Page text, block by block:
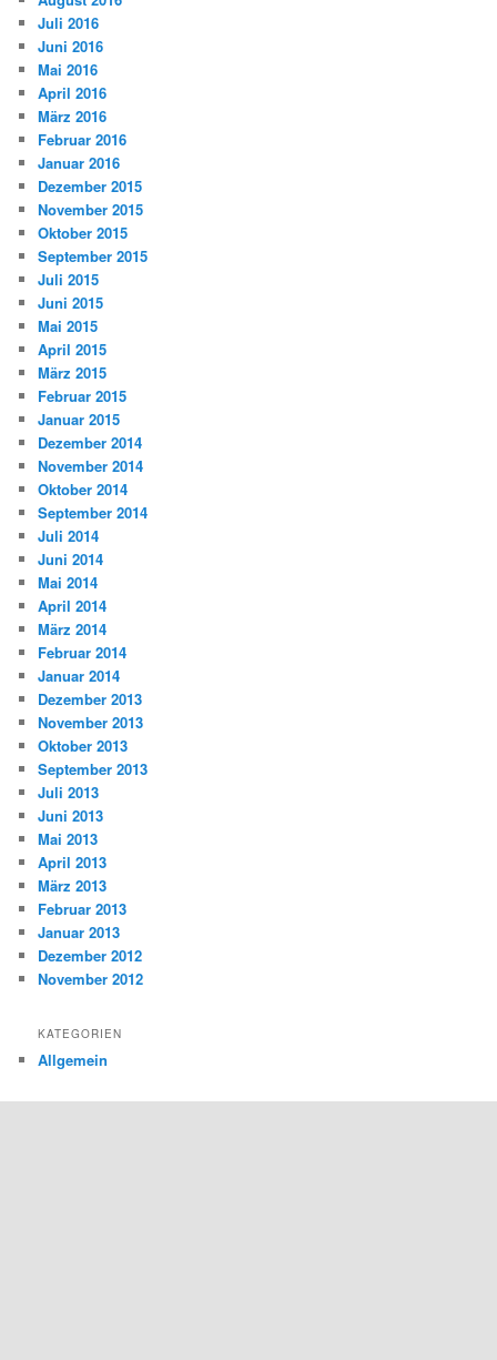
Juli 2016
Juni 2016
Mai 2016
April 2016
März 2016
Februar 2016
Januar 2016
Dezember 2015
November 2015
Oktober 2015
September 2015
Juli 2015
Juni 2015
Mai 2015
April 2015
März 2015
Februar 2015
Januar 2015
Dezember 2014
November 2014
Oktober 2014
September 2014
Juli 2014
Juni 2014
Mai 2014
April 2014
März 2014
Februar 2014
Januar 2014
Dezember 2013
November 2013
Oktober 2013
September 2013
Juli 2013
Juni 2013
Mai 2013
April 2013
März 2013
Februar 2013
Januar 2013
Dezember 2012
November 2012
KATEGORIEN
Allgemein